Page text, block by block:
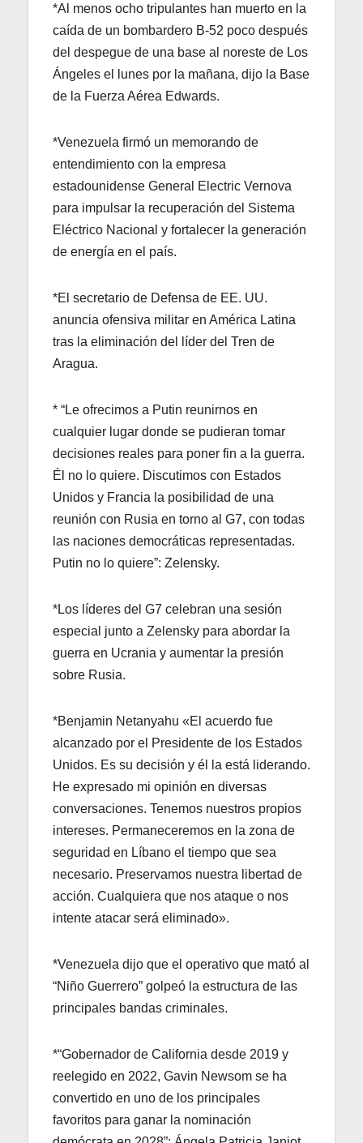
*Al menos ocho tripulantes han muerto en la
caída de un bombardero B-52 poco después
del despegue de una base al noreste de Los
Ángeles el lunes por la mañana, dijo la Base
de la Fuerza Aérea Edwards.
*Venezuela firmó un memorando de
entendimiento con la empresa
estadounidense General Electric Vernova
para impulsar la recuperación del Sistema
Eléctrico Nacional y fortalecer la generación
de energía en el país.
*El secretario de Defensa de EE. UU.
anuncia ofensiva militar en América Latina
tras la eliminación del líder del Tren de
Aragua.
* “Le ofrecimos a Putin reunirnos en
cualquier lugar donde se pudieran tomar
decisiones reales para poner fin a la guerra.
Él no lo quiere. Discutimos con Estados
Unidos y Francia la posibilidad de una
reunión con Rusia en torno al G7, con todas
las naciones democráticas representadas.
Putin no lo quiere”: Zelensky.
*Los líderes del G7 celebran una sesión
especial junto a Zelensky para abordar la
guerra en Ucrania y aumentar la presión
sobre Rusia.
*Benjamin Netanyahu «El acuerdo fue
alcanzado por el Presidente de los Estados
Unidos. Es su decisión y él la está liderando.
He expresado mi opinión en diversas
conversaciones. Tenemos nuestros propios
intereses. Permaneceremos en la zona de
seguridad en Líbano el tiempo que sea
necesario. Preservamos nuestra libertad de
acción. Cualquiera que nos ataque o nos
intente atacar será eliminado».
*Venezuela dijo que el operativo que mató al
“Niño Guerrero” golpeó la estructura de las
principales bandas criminales.
*“Gobernador de California desde 2019 y
reelegido en 2022, Gavin Newsom se ha
convertido en uno de los principales
favoritos para ganar la nominación